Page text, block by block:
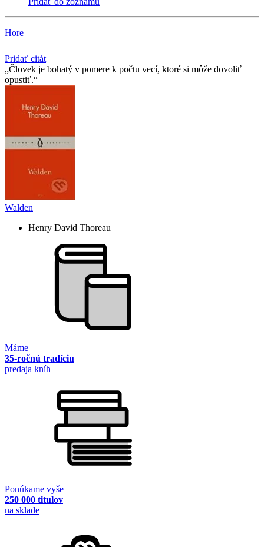
Hore
Pridať citát
Človek je bohatý v pomere k počtu vecí, ktoré si môže dovoliť
opustiť.
Walden
Henry David Thoreau
Máme
35-ročnú tradíciu
predaja kníh
Ponúkame vyše
250 000 titulov
na sklade